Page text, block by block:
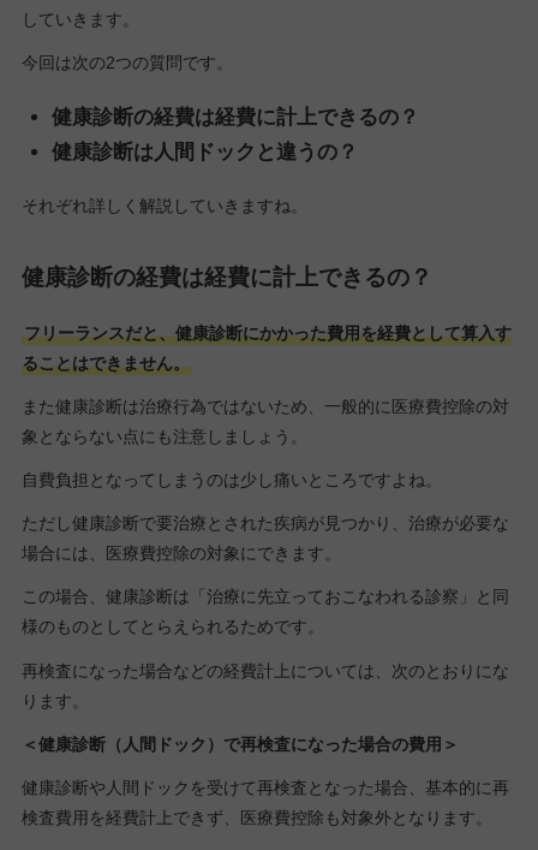
していきます。
今回は次の2つの質問です。
健康診断の経費は経費に計上できるの？
健康診断は人間ドックと違うの？
それぞれ詳しく解説していきますね。
健康診断の経費は経費に計上できるの？
フリーランスだと、健康診断にかかった費用を経費として算入す
ることはできません。
また健康診断は治療行為ではないため、一般的に医療費控除の対
象とならない点にも注意しましょう。
自費負担となってしまうのは少し痛いところですよね。
ただし健康診断で要治療とされた疾病が見つかり、治療が必要な
場合には、医療費控除の対象にできます。
この場合、健康診断は「治療に先立っておこなわれる診察」と同
様のものとしてとらえられるためです。
再検査になった場合などの経費計上については、次のとおりにな
ります。
＜健康診断（人間ドック）で再検査になった場合の費用＞
健康診断や人間ドックを受けて再検査となった場合、基本的に再
検査費用を経費計上できず、医療費控除も対象外となります。